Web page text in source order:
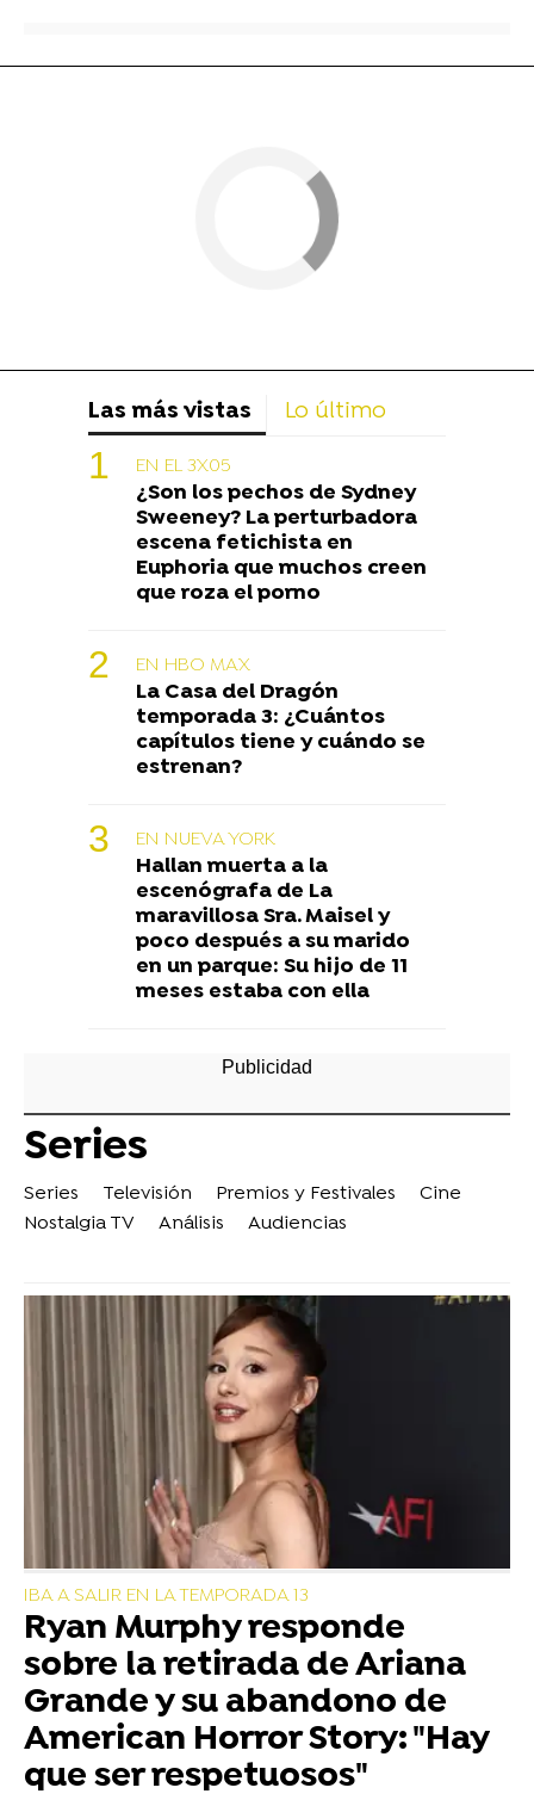
Las más vistas Lo último
EN EL 3X05
¿Son los pechos de Sydney
Sweeney? La perturbadora
escena fetichista en
Euphoria que muchos creen
que roza el porno
EN HBO MAX
La Casa del Dragón
temporada 3: ¿Cuántos
capítulos tiene y cuándo se
estrenan?
EN NUEVA YORK
Hallan muerta a la
escenógrafa de La
maravillosa Sra. Maisel y
poco después a su marido
en un parque: Su hijo de 11
meses estaba con ella
Series
Series Televisión Premios y Festivales
Cine
Nostalgia TV
Análisis Audiencias
IBA A SALIR EN LA TEMPORADA 13
Ryan Murphy responde
sobre la retirada de Ariana
Grande y su abandono de
American Horror Story: "Hay
que ser respetuosos"